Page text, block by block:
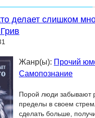
делает слишком
Жанр(ы): Прочий
Самопознание
Порой люди забывают
пределы в своем
сделать больше,